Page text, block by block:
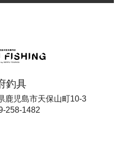
釣具
児島市天保山町10-3
258-1482